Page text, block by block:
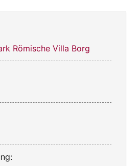
Römische Villa Borg